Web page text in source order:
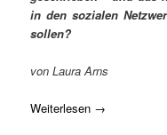
in den sozialen
sollen?
von Laura Arns
Weiterlesen →